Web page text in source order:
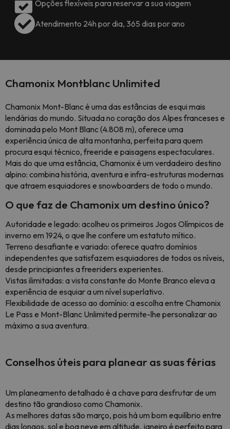
Opções flexíveis para reservar a sua viagem
Atendimento 24h por dia, 365 dias por ano
Chamonix Montblanc Unlimited
Chamonix Mont-Blanc é uma das estâncias de esqui mais
lendárias do mundo. Situada no coração dos Alpes franceses e
dominada pelo Mont Blanc (4.808 m), oferece uma
experiência única de alta montanha, perfeita para quem
procura esqui técnico, freeride e paisagens espectaculares.
Mais do que uma estância, Chamonix é um verdadeiro destino
alpino: combina história, aventura e infra-estruturas modernas
que atraem esquiadores e snowboarders de todo o mundo.
O que faz de Chamonix um destino único?
Autoridade e legado: acolheu os primeiros Jogos Olímpicos de
inverno em 1924, o que lhe confere um estatuto mítico.
Terreno desafiante e variado: oferece quatro domínios
independentes que satisfazem esquiadores de todos os níveis,
desde principiantes a freeriders experientes.
Vistas ilimitadas: a vista constante do Monte Branco eleva a
experiência de esquiar a um nível superlativo.
Flexibilidade de acesso ao domínio: a escolha entre Chamonix
Le Pass e Mont-Blanc Unlimited permite-lhe personalizar ao
máximo a sua aventura.
Conselhos úteis para planear as suas férias
Um planeamento detalhado é a chave para desfrutar de um
destino tão grandioso como Chamonix.
As melhores datas são março, pois há um bom equilíbrio entre
dias longos, sol e boa neve em altitude. janeiro é perfeito para